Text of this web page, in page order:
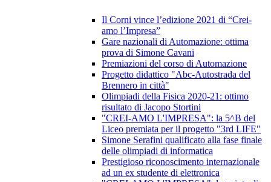
Il Corni vince l’edizione 2021 di “Crei-
amo l’Impresa”
Gare nazionali di Automazione: ottima
prova di Simone Cavani
Premiazioni del corso di Automazione
Progetto didattico "Abc-Autostrada del
Brennero in città"
Olimpiadi della Fisica 2020-21: ottimo
risultato di Jacopo Stortini
"CREI-AMO L'IMPRESA": la 5^B del
Liceo premiata per il progetto "3rd LIFE"
Simone Serafini qualificato alla fase finale
delle olimpiadi di informatica
Prestigioso riconoscimento internazionale
ad un ex studente di elettronica